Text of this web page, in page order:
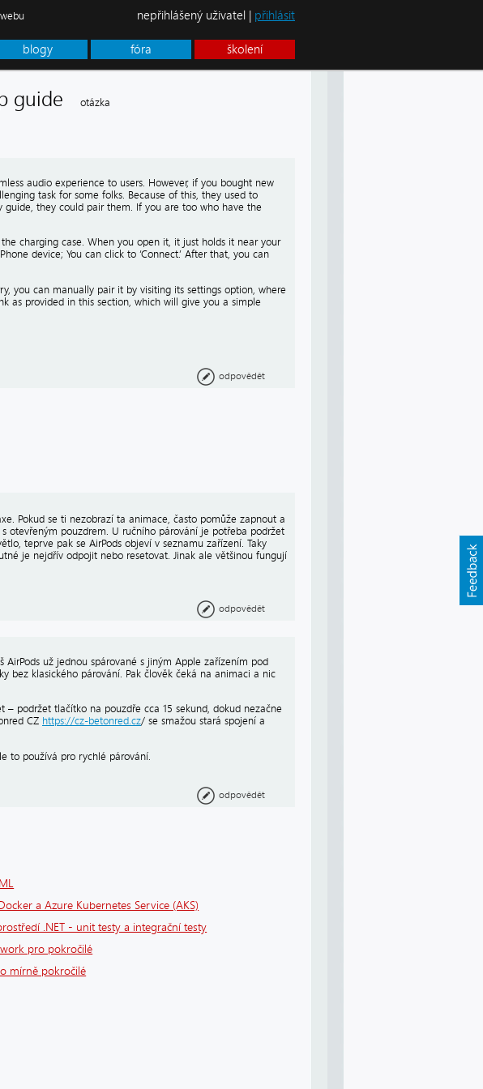
blogy fóra školení
nepřihlášený uživatel | přihlásit
guide otázka
audio experience to users. However, if you bought new
task for some folks. Because of this, they used to
guide, they could pair them. If you are too who have the
charging case. When you open it, it just holds it near your
device; You can click to ‘Connect.’ After that, you can
you can manually pair it by visiting its settings option, where
as provided in this section, which will give you a simple
odpovědět
Pokud se ti nezobrazí ta animace, často pomůže zapnout a
otevřeným pouzdrem. U ručního párování je potřeba podržet
teprve pak se AirPods objeví v seznamu zařízení. Taky
je nejdřív odpojit nebo resetovat. Jinak ale většinou fungují
odpovědět
už jednou spárované s jiným Apple zařízením pod
bez klasického párování. Pak člověk čeká na animaci a nic
podržet tlačítko na pouzdře cca 15 sekund, dokud nezačne
CZ https://cz-betonred.cz/ se smažou stará spojení a
to používá pro rychlé párování.
odpovědět
a Azure Kubernetes Service (AKS)
.NET - unit testy a integrační testy
pro pokročilé
mírně pokročilé